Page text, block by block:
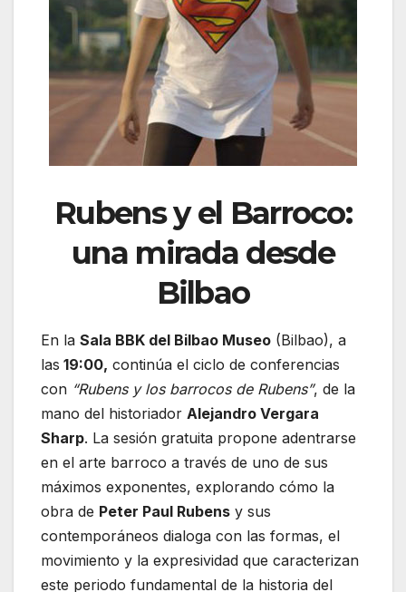
Rubens y el Barroco:
una mirada desde
Bilbao
En la Sala BBK del Bilbao Museo (Bilbao), a
las 19:00, continúa el ciclo de conferencias
con “Rubens y los barrocos de Rubens”, de la
mano del historiador Alejandro Vergara
Sharp. La sesión gratuita propone adentrarse
en el arte barroco a través de uno de sus
máximos exponentes, explorando cómo la
obra de Peter Paul Rubens y sus
contemporáneos dialoga con las formas, el
movimiento y la expresividad que caracterizan
este periodo fundamental de la historia del